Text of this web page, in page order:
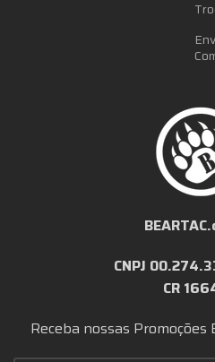
CNPJ
CR
Receba nossas